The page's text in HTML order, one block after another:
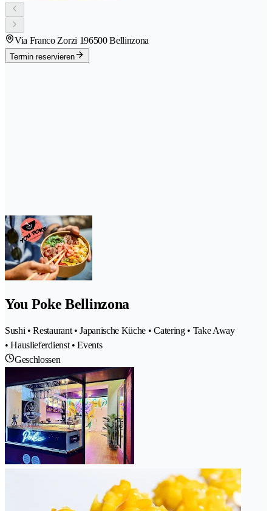
Via Franco Zorzi 196500 Bellinzona
Termin reservieren
You Poke Bellinzona
Sushi • Restaurant • Japanische Küche • Catering • Take Away
• Hauslieferdienst • Events
Geschlossen